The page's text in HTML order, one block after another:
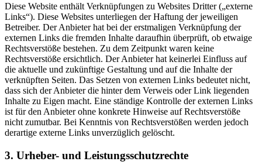
Diese Website enthält Verknüpfungen zu Websites Dritter („externe
Links“). Diese Websites unterliegen der Haftung der jeweiligen
Betreiber. Der Anbieter hat bei der erstmaligen Verknüpfung der
externen Links die fremden Inhalte daraufhin überprüft, ob etwaige
Rechtsverstöße bestehen. Zu dem Zeitpunkt waren keine
Rechtsverstöße ersichtlich. Der Anbieter hat keinerlei Einfluss auf
die aktuelle und zukünftige Gestaltung und auf die Inhalte der
verknüpften Seiten. Das Setzen von externen Links bedeutet nicht,
dass sich der Anbieter die hinter dem Verweis oder Link liegenden
Inhalte zu Eigen macht. Eine ständige Kontrolle der externen Links
ist für den Anbieter ohne konkrete Hinweise auf Rechtsverstöße
nicht zumutbar. Bei Kenntnis von Rechtsverstößen werden jedoch
derartige externe Links unverzüglich gelöscht.
3. Urheber- und Leistungsschutzrechte